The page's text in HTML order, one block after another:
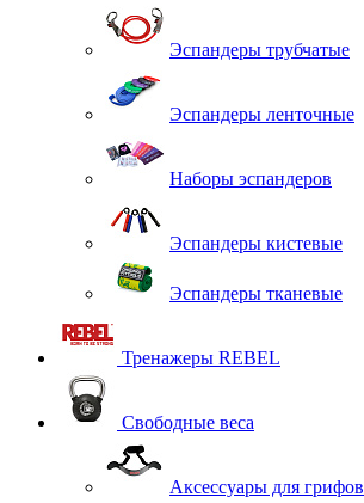
Эспандеры трубчатые
Эспандеры ленточные
Наборы эспандеров
Эспандеры кистевые
Эспандеры тканевые
Тренажеры REBEL
Свободные веса
Аксессуары для грифов